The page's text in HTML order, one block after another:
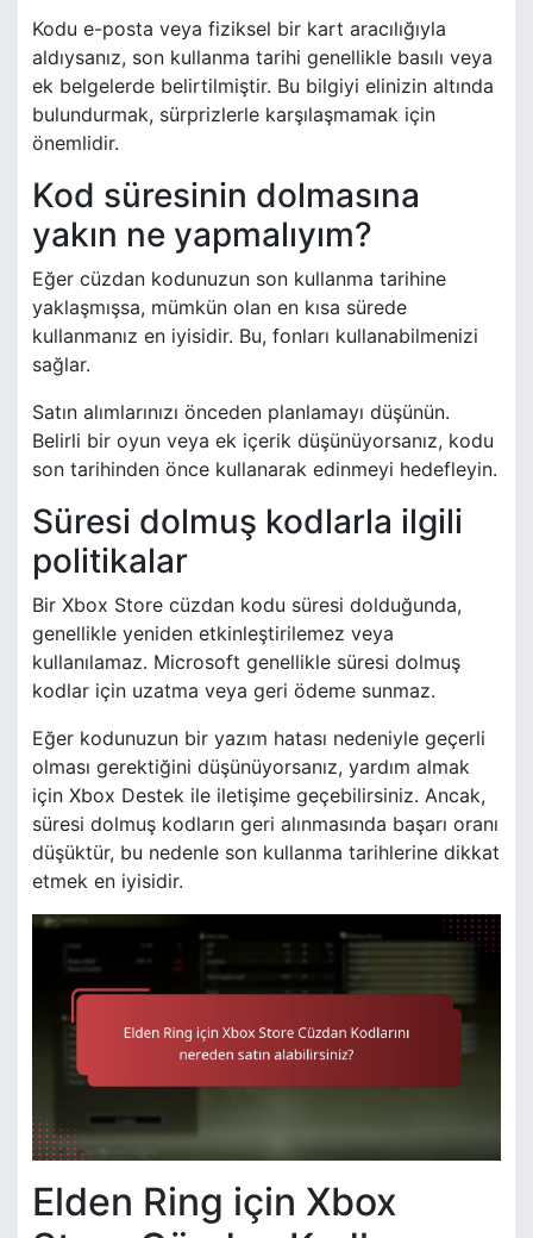
Kodu e-posta veya fiziksel bir kart aracılığıyla
aldıysanız, son kullanma tarihi genellikle basılı veya
ek belgelerde belirtilmiştir. Bu bilgiyi elinizin altında
bulundurmak, sürprizlerle karşılaşmamak için
önemlidir.
Kod süresinin dolmasına
yakın ne yapmalıyım?
Eğer cüzdan kodunuzun son kullanma tarihine
yaklaşmışsa, mümkün olan en kısa sürede
kullanmanız en iyisidir. Bu, fonları kullanabilmenizi
sağlar.
Satın alımlarınızı önceden planlamayı düşünün.
Belirli bir oyun veya ek içerik düşünüyorsanız, kodu
son tarihinden önce kullanarak edinmeyi hedefleyin.
Süresi dolmuş kodlarla ilgili
politikalar
Bir Xbox Store cüzdan kodu süresi dolduğunda,
genellikle yeniden etkinleştirilemez veya
kullanılamaz. Microsoft genellikle süresi dolmuş
kodlar için uzatma veya geri ödeme sunmaz.
Eğer kodunuzun bir yazım hatası nedeniyle geçerli
olması gerektiğini düşünüyorsanız, yardım almak
için Xbox Destek ile iletişime geçebilirsiniz. Ancak,
süresi dolmuş kodların geri alınmasında başarı oranı
düşüktür, bu nedenle son kullanma tarihlerine dikkat
etmek en iyisidir.
Elden Ring için Xbox